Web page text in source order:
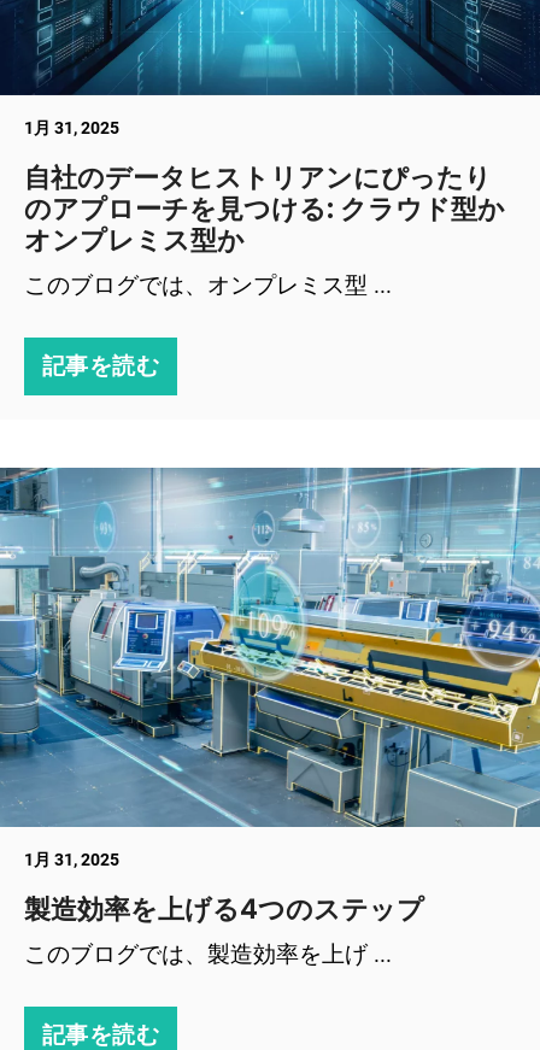
1月 31, 2025
自社のデータヒストリアンにぴったり
のアプローチを見つける: クラウド型か
オンプレミス型か
このブログでは、オンプレミス型 ...
記事を読む
1月 31, 2025
製造効率を上げる4つのステップ
このブログでは、製造効率を上げ ...
記事を読む